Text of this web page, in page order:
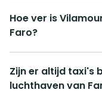
Hoe ver is
Faro?
Zijn er altijd taxi's
luchthaven van